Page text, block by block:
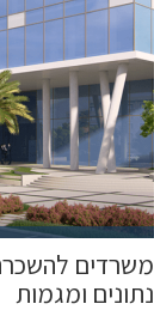
משרדים
נתונים ומגמות